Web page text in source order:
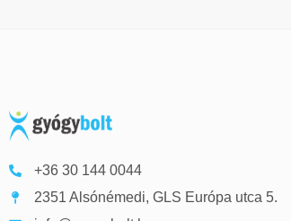
+36 30 144 0044
2351 Alsónémedi, GLS Európa utca 5.